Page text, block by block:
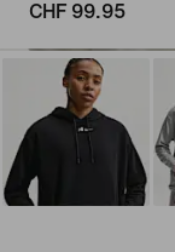
CHF 99.95